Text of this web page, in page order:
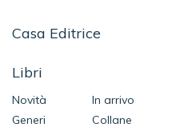
Casa Editrice
Libri
Novità
In arrivo
Generi
Collane